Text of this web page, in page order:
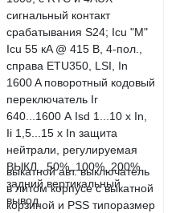
выкатной авт. выключатель
в литом корпусе с выкатной
корзиной и PSS типоразмер